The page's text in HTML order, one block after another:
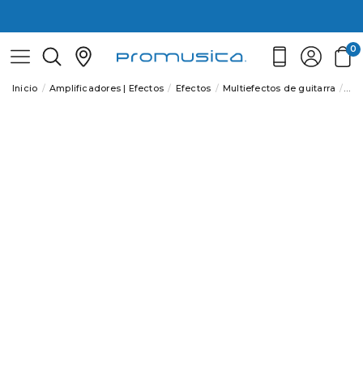
0
Inicio Amplificadores | Efectos Efectos Multiefectos de guitarra